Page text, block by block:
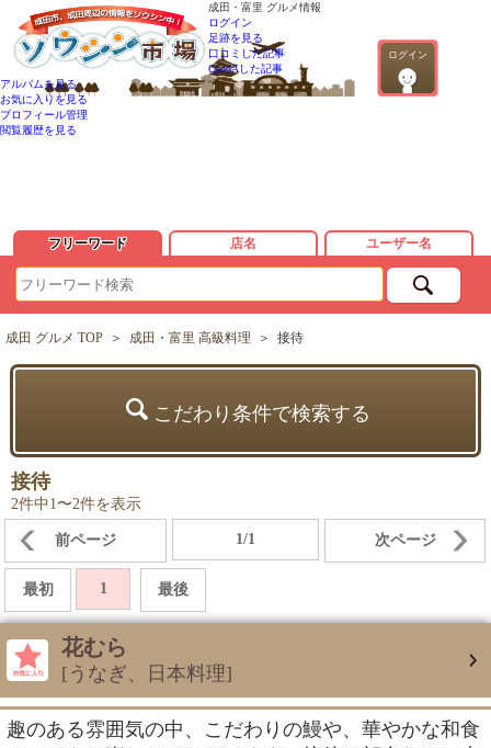
成田・富里 グルメ情報
ログイン
ログイン
足跡を見る
口コミした記事
QandAした記事
アルバムを見る
お気に入りを見る
プロフィール管理
閲覧履歴を見る
フリーワード 店名 ユーザー名
成田 グルメ TOP ＞ 成田・富里 高級料理 ＞ 接待
こだわり条件で検索する
接待
2件中1〜2件を表示
前ページ 1/1 次ページ
最初 1 最後
花むら
[うなぎ、日本料理]
趣のある雰囲気の中、こだわりの鰻や、華やかな和食